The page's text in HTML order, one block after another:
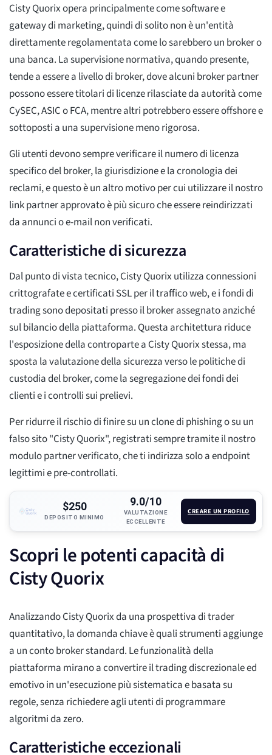
Cisty Quorix opera principalmente come software e
gateway di marketing, quindi di solito non è un'entità
direttamente regolamentata come lo sarebbero un broker o
una banca. La supervisione normativa, quando presente,
tende a essere a livello di broker, dove alcuni broker partner
possono essere titolari di licenze rilasciate da autorità come
CySEC, ASIC o FCA, mentre altri potrebbero essere offshore e
sottoposti a una supervisione meno rigorosa.
Gli utenti devono sempre verificare il numero di licenza
specifico del broker, la giurisdizione e la cronologia dei
reclami, e questo è un altro motivo per cui utilizzare il nostro
link partner approvato è più sicuro che essere reindirizzati
da annunci o e-mail non verificati.
Caratteristiche di sicurezza
Dal punto di vista tecnico, Cisty Quorix utilizza connessioni
crittografate e certificati SSL per il traffico web, e i fondi di
trading sono depositati presso il broker assegnato anziché
sul bilancio della piattaforma. Questa architettura riduce
l'esposizione della controparte a Cisty Quorix stessa, ma
sposta la valutazione della sicurezza verso le politiche di
custodia del broker, come la segregazione dei fondi dei
clienti e i controlli sui prelievi.
Per ridurre il rischio di finire su un clone di phishing o su un
falso sito "Cisty Quorix", registrati sempre tramite il nostro
modulo partner verificato, che ti indirizza solo a endpoint
legittimi e pre-controllati.
$250
DEPOSITO MINIMO
9.0/10
VALUTAZIONE
ECCELLENTE
CREARE UN PROFILO
Scopri le potenti capacità di
Cisty Quorix
Analizzando Cisty Quorix da una prospettiva di trader
quantitativo, la domanda chiave è quali strumenti aggiunge
a un conto broker standard. Le funzionalità della
piattaforma mirano a convertire il trading discrezionale ed
emotivo in un'esecuzione più sistematica e basata su
regole, senza richiedere agli utenti di programmare
algoritmi da zero.
Caratteristiche eccezionali